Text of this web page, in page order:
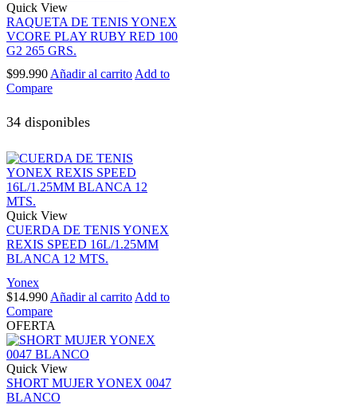
Quick View
RAQUETA DE TENIS YONEX
VCORE PLAY RUBY RED 100
G2 265 GRS.
$99.990 Añadir al carrito Add to
Compare
34 disponibles
Quick View
CUERDA DE TENIS YONEX
REXIS SPEED 16L/1.25MM
BLANCA 12 MTS.
Yonex
$14.990 Añadir al carrito Add to
Compare
OFERTA
Quick View
SHORT MUJER YONEX 0047
BLANCO